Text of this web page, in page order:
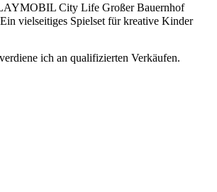
City Life Großer Bauernhof
vielseitiges Spielset für kreative Kinder
ich an qualifizierten Verkäufen.